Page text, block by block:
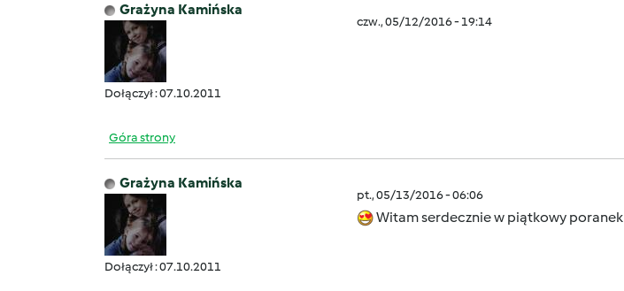
Grażyna Kamińska
Dołączył : 07.10.2011
czw., 05/12/2016 - 19:14
Góra strony
Grażyna Kamińska
Dołączył : 07.10.2011
pt., 05/13/2016 - 06:06
Witam serdecznie w piątkowy poranek